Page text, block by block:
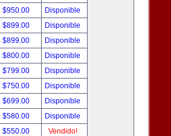
$950.00
Disponible
$899.00
Disponible
$899.00
Disponible
$800.00
Disponible
$799.00
Disponible
$750.00
Disponible
$699.00
Disponible
$580.00
Disponible
$550.00
Vendido!